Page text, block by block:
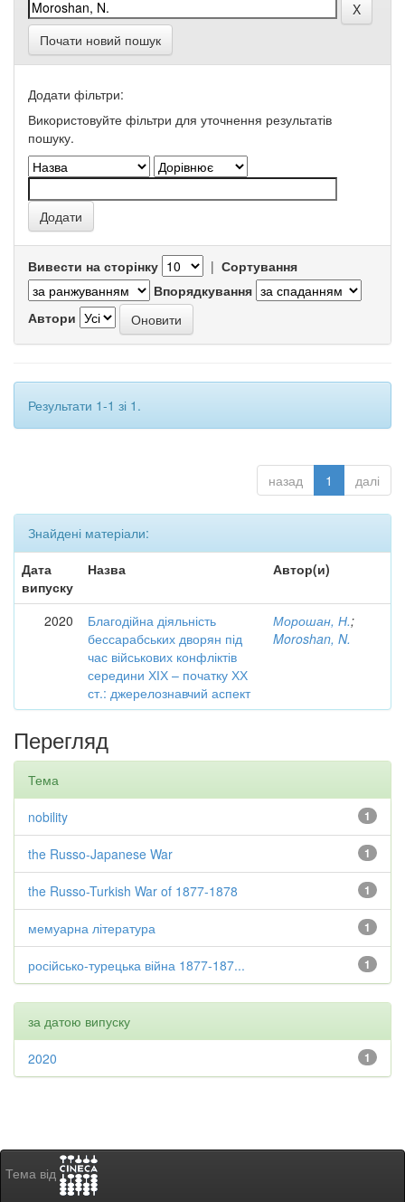
Почати новий пошук
Додати фільтри:
Використовуйте фільтри для уточнення результатів
пошуку.
Вивести на сторінку | Сортування
Впорядкування
Автори
Результати 1-1 зі 1.
назад 1 далі
Знайдені матеріали:
Дата
випуску
Назва Автор(и)
2020
Благодійна діяльність
бессарабських дворян під
час військових конфліктів
середини ХІХ – початку ХХ
ст.: джерелознавчий аспект
Морошан, Н.;
Moroshan, N.
Перегляд
Тема
1
nobility
1
the Russo-Japanese War
1
the Russo-Turkish War of 1877-1878
1
мемуарна література
1
російсько-турецька війна 1877-187...
за датою випуску
1
2020
Тема від